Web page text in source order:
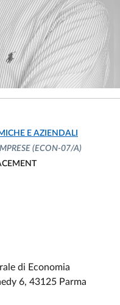
E AZIENDALI
(ECON-07/A)
di Economia
6, 43125 Parma